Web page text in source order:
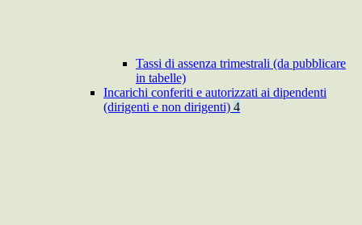
Tassi di assenza trimestrali (da pubblicare
in tabelle)
Incarichi conferiti e autorizzati ai dipendenti
(dirigenti e non dirigenti) 4